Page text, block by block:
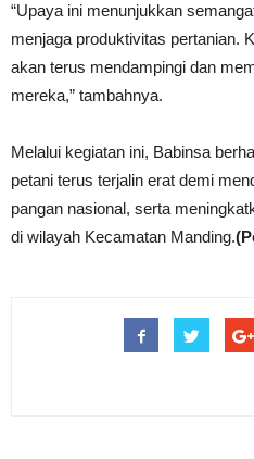
“Upaya ini menunjukkan
menjaga produktivitas pertanian.
akan terus mendampingi dan
mereka,” tambahnya.
Melalui kegiatan ini, Babinsa
petani terus terjalin erat demi
pangan nasional, serta
di wilayah Kecamatan Manding.